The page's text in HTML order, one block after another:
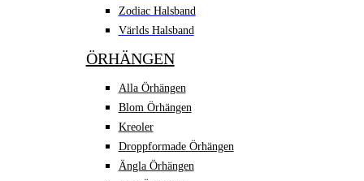
Zodiac Halsband
Världs Halsband
ÖRHÄNGEN
Alla Örhängen
Blom Örhängen
Kreoler
Droppformade Örhängen
Ängla Örhängen